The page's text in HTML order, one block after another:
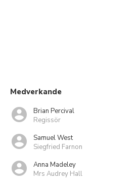
Medverkande
Brian Percival
Regissör
Samuel West
Siegfried Farnon
Anna Madeley
Mrs Audrey Hall